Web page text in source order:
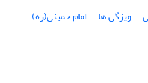
ویزگی ها
امام خمینی(ره)